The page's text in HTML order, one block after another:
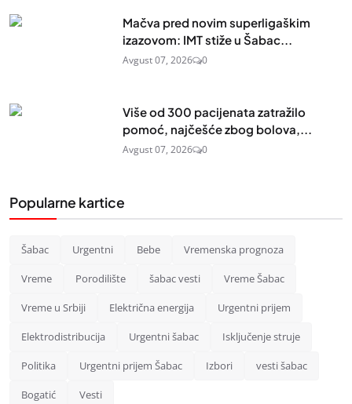
Mačva pred novim superligaškim
izazovom: IMT stiže u Šabac...
Avgust 07, 2026 0
Više od 300 pacijenata zatražilo
pomoć, najčešće zbog bolova,...
Avgust 07, 2026 0
Popularne kartice
Šabac Urgentni Bebe Vremenska prognoza
Vreme Porodilište šabac vesti Vreme Šabac
Vreme u Srbiji Električna energija Urgentni prijem
Elektrodistribucija Urgentni šabac Isključenje struje
Politika Urgentni prijem Šabac Izbori vesti šabac
Bogatić Vesti